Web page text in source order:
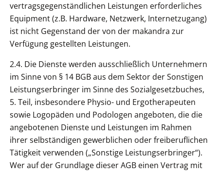
vertragsgegenständlichen Leistungen erforderliches
Equipment (z.B. Hardware, Netzwerk, Internetzugang)
ist nicht Gegenstand der von der makandra zur
Verfügung gestellten Leistungen.
2.4. Die Dienste werden ausschließlich Unternehmern
im Sinne von § 14 BGB aus dem Sektor der Sonstigen
Leistungserbringer im Sinne des Sozialgesetzbuches,
5. Teil, insbesondere Physio- und Ergotherapeuten
sowie Logopäden und Podologen angeboten, die die
angebotenen Dienste und Leistungen im Rahmen
ihrer selbständigen gewerblichen oder freiberuflichen
Tätigkeit verwenden („Sonstige Leistungserbringer“).
Wer auf der Grundlage dieser AGB einen Vertrag mit